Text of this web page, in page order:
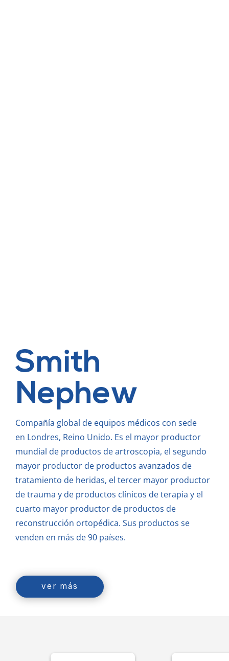
Smith
Nephew
Compañía global de equipos médicos con sede
en Londres, Reino Unido. Es el mayor productor
mundial de productos de artroscopia, el segundo
mayor productor de productos avanzados de
tratamiento de heridas, el tercer mayor productor
de trauma y de productos clínicos de terapia y el
cuarto mayor productor de productos de
reconstrucción ortopédica. Sus productos se
venden en más de 90 países.
ver más